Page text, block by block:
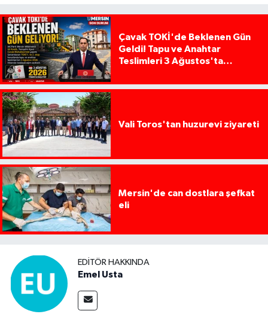
Çavak TOKİ'de Beklenen Gün
Geldi! Tapu ve Anahtar
Teslimleri 3 Ağustos'ta
Vali Toros'tan huzurevi ziyareti
Mersin'de can dostlara şefkat
eli
EDITÖR HAKKINDA
Emel Usta